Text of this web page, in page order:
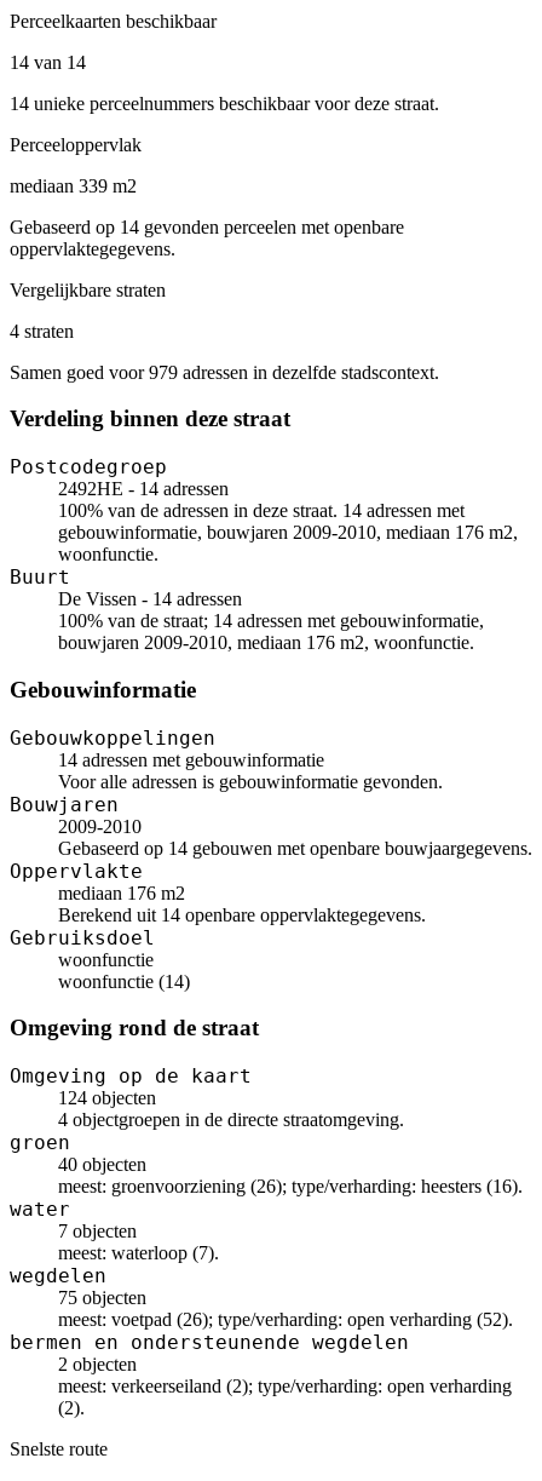
Perceelkaarten beschikbaar
14 van 14
14 unieke perceelnummers beschikbaar voor deze straat.
Perceeloppervlak
mediaan 339 m2
Gebaseerd op 14 gevonden perceelen met openbare
oppervlaktegegevens.
Vergelijkbare straten
4 straten
Samen goed voor 979 adressen in dezelfde stadscontext.
Verdeling binnen deze straat
Postcodegroep
2492HE - 14 adressen
100% van de adressen in deze straat. 14 adressen met
gebouwinformatie, bouwjaren 2009-2010, mediaan 176 m2,
woonfunctie.
Buurt
De Vissen - 14 adressen
100% van de straat; 14 adressen met gebouwinformatie,
bouwjaren 2009-2010, mediaan 176 m2, woonfunctie.
Gebouwinformatie
Gebouwkoppelingen
14 adressen met gebouwinformatie
Voor alle adressen is gebouwinformatie gevonden.
Bouwjaren
2009-2010
Gebaseerd op 14 gebouwen met openbare bouwjaargegevens.
Oppervlakte
mediaan 176 m2
Berekend uit 14 openbare oppervlaktegegevens.
Gebruiksdoel
woonfunctie
woonfunctie (14)
Omgeving rond de straat
Omgeving op de kaart
124 objecten
4 objectgroepen in de directe straatomgeving.
groen
40 objecten
meest: groenvoorziening (26); type/verharding: heesters (16).
water
7 objecten
meest: waterloop (7).
wegdelen
75 objecten
meest: voetpad (26); type/verharding: open verharding (52).
bermen en ondersteunende wegdelen
2 objecten
meest: verkeerseiland (2); type/verharding: open verharding
(2).
Snelste route